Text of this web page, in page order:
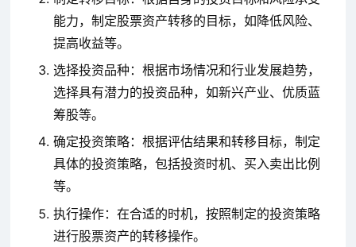
能力，制定股票资产转移的目标，如降低风险、
提高收益等。
选择投资品种：根据市场情况和行业发展趋势，
选择具有潜力的投资品种，如新兴产业、优质蓝
筹股等。
确定投资策略：根据评估结果和转移目标，制定
具体的投资策略，包括投资时机、买入卖出比例
等。
执行操作：在合适的时机，按照制定的投资策略
进行股票资产的转移操作。